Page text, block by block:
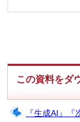
この資料をダ
『生成AI』